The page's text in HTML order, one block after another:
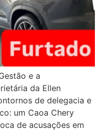
e a
da Ellen
de delegacia e
um Caoa Chery
de acusações em